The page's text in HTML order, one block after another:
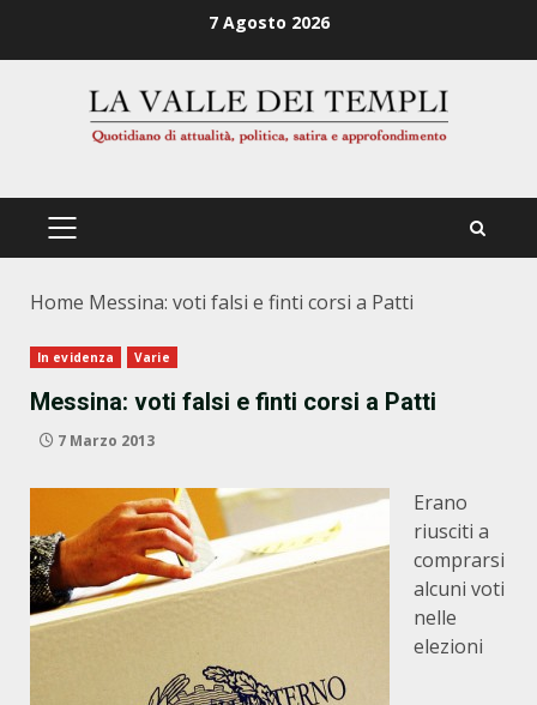
7 Agosto 2026
PRIMÄRES
Home Messina: voti falsi e finti corsi a Patti
In evidenza Varie
Messina: voti falsi e finti corsi a Patti
7 Marzo 2013
Erano
riusciti a
comprarsi
alcuni voti
nelle
elezioni